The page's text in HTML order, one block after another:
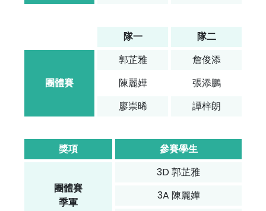
隊一 隊二
團體賽
郭芷雅
詹俊添
陳麗嬅
張添鵬
廖崇晞
譚梓朗
獎項 參賽學生
團體賽
季軍
3D 郭芷雅
3A 陳麗嬅